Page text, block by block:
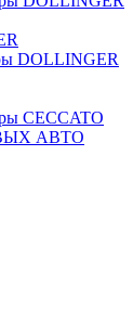
DOLLINGER
CECCATO
АВТО